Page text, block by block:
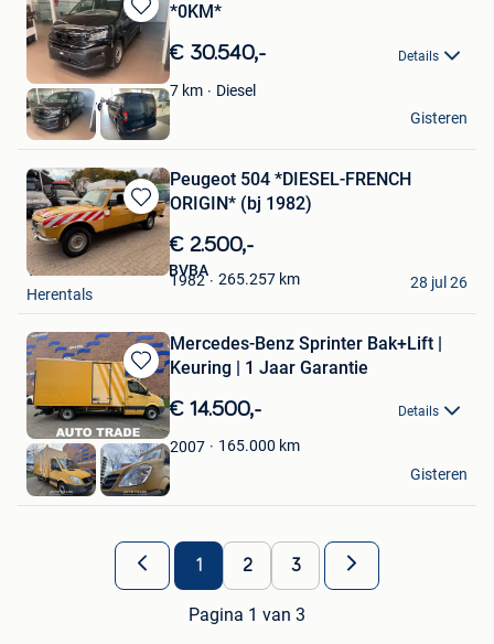
Bewaren
in
Mijn
Favorieten
*0KM*
€ 30.540,- Details
7 km
Diesel
Groep Verellen
Geel
Gisteren
Bewaren
in
Mijn
Favorieten
Peugeot 504 *DIESEL-FRENCH
ORIGIN* (bj 1982)
€ 2.500,-
1982 265.257 km
TLD Trucks en Vans BVBA
Herentals
28 jul 26
Bewaren
in
Mijn
Favorieten
Mercedes-Benz Sprinter Bak+Lift |
Keuring | 1 Jaar Garantie
€ 14.500,- Details
2007 165.000 km
Autotrade
Hasselt
Gisteren
1 2 3
Pagina 1 van 3